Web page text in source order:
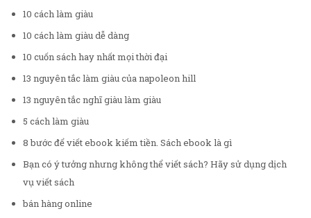
10 cách làm giàu
10 cách làm giàu dễ dàng
10 cuốn sách hay nhất mọi thời đại
13 nguyên tắc làm giàu của napoleon hill
13 nguyên tắc nghĩ giàu làm giàu
5 cách làm giàu
8 bước để viết ebook kiếm tiền. Sách ebook là gì
Bạn có ý tưởng nhưng không thể viết sách? Hãy sử dụng dịch
vụ viết sách
bán hàng online